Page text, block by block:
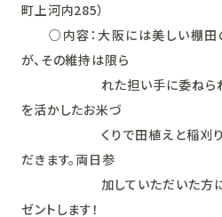
町上河内285）
○内容：大阪には美しい棚田
が、その維持は限ら
れた担い手に委ねられて
を活かしたお米づ
くりで田植えと稲刈りで
だきます。両日参
加していただいた方には
ゼントします！